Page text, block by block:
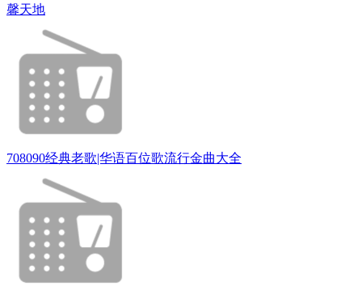
馨天地
708090经典老歌|华语百位歌流行金曲大全